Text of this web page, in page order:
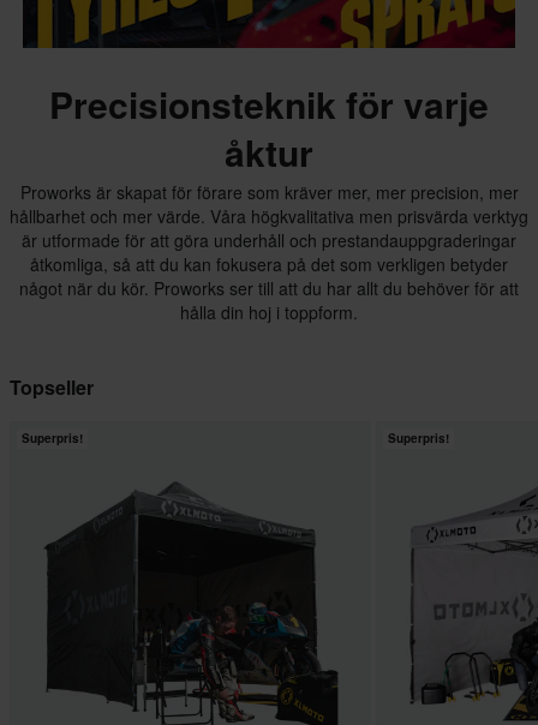
Precisionsteknik för varje
åktur
Proworks är skapat för förare som kräver mer, mer precision, mer
hållbarhet och mer värde. Våra högkvalitativa men prisvärda verktyg
är utformade för att göra underhåll och prestandauppgraderingar
åtkomliga, så att du kan fokusera på det som verkligen betyder
något när du kör. Proworks ser till att du har allt du behöver för att
hålla din hoj i toppform.
Topseller
Superpris! Superpris!